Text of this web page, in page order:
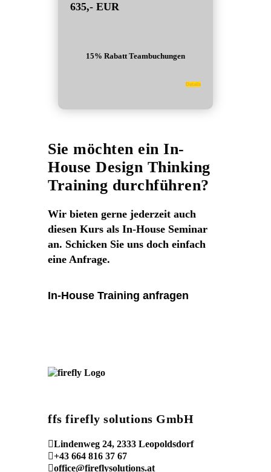
635,- EUR
15% Rabatt Teambuchungen
Details
Sie möchten ein In-
House Design Thinking
Training durchführen?
Wir bieten gerne jederzeit auch
diesen Kurs als In-House Seminar
an. Schicken Sie uns doch einfach
eine Anfrage.
In-House Training anfragen
ffs firefly solutions GmbH
Lindenweg 24, 2333 Leopoldsdorf
+43 664 816 37 67
office@fireflysolutions.at